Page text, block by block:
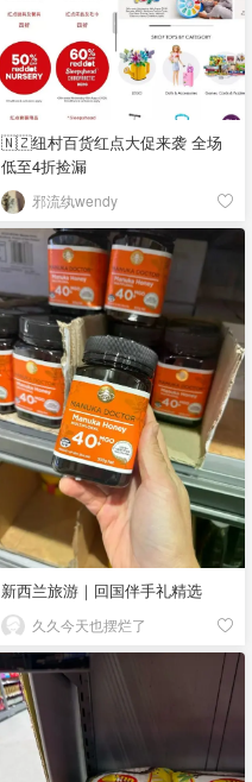
🇳🇿纽村百货红点大促来袭 全场
低至4折捡漏
邪流纨wendy
新西兰旅游｜回国伴手礼精选
久久今天也摆烂了